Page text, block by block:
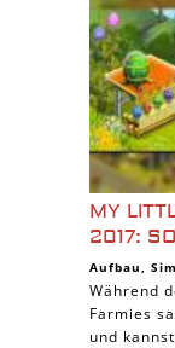
MY
2017:
Aufbau,
Während
Farmies
und